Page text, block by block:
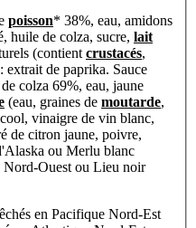
poisson* 38%, eau, amidons
huile de colza, sucre, lait
(contient crustacés,
extrait de paprika. Sauce
colza 69%, eau, jaune
(eau, graines de moutarde,
vinaigre de vin blanc,
de citron jaune, poivre,
ou Merlu blanc
Nord-Ouest ou Lieu noir
en Pacifique Nord-Est